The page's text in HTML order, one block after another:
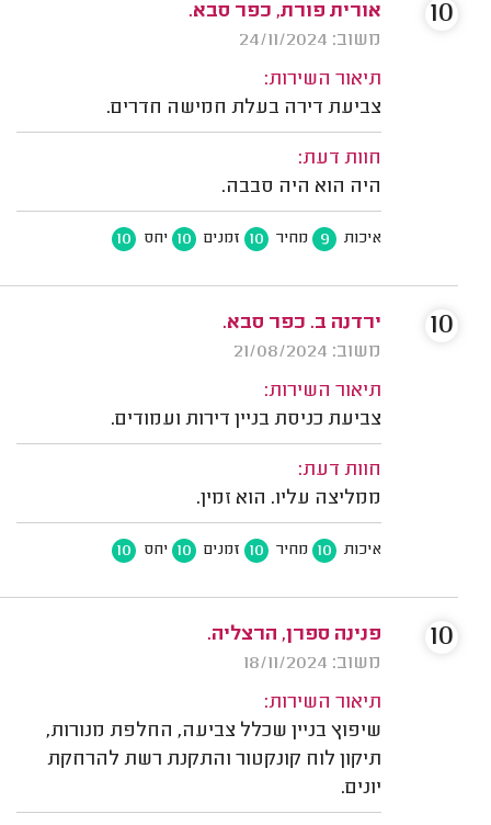
אורית פורת, כפר סבא.
משוב: 24/11/2024
תיאור השירות:
צביעת דירה בעלת חמישה חדרים.
חוות דעת:
היה הוא היה סבבה.
איכות 9 מחיר 10 זמנים 10 יחס 10
10
ירדנה ב. כפר סבא.
משוב: 21/08/2024
תיאור השירות:
צביעת כניסת בניין דירות ועמודים.
חוות דעת:
ממליצה עליו. הוא זמין.
איכות 10 מחיר 10 זמנים 10 יחס 10
10
פנינה ספרן, הרצליה.
משוב: 18/11/2024
תיאור השירות:
שיפוץ בניין שכלל צביעה, החלפת מנורות,
תיקון לוח קונקטור והתקנת רשת להרחקת
יונים.
10